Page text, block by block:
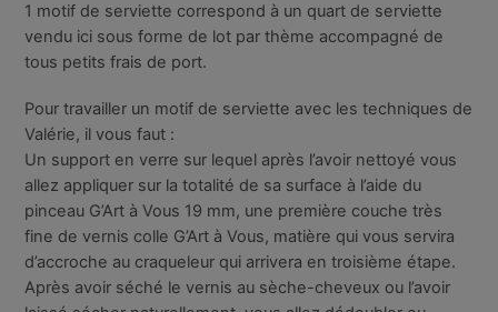
1 motif de serviette correspond à un quart de serviette
vendu ici sous forme de lot par thème accompagné de
tous petits frais de port.
Pour travailler un motif de serviette avec les techniques de
Valérie, il vous faut :
Un support en verre sur lequel après l’avoir nettoyé vous
allez appliquer sur la totalité de sa surface à l’aide du
pinceau G’Art à Vous 19 mm, une première couche très
fine de vernis colle G’Art à Vous, matière qui vous servira
d’accroche au craqueleur qui arrivera en troisième étape.
Après avoir séché le vernis au sèche-cheveux ou l’avoir